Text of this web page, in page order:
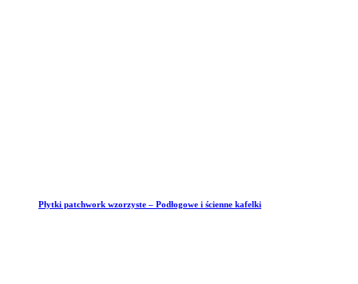
Płytki patchwork wzorzyste – Podłogowe i ścienne kafelki